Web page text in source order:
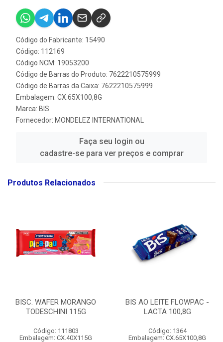
Código do Fabricante: 15490
Código: 112169
Código NCM: 19053200
Código de Barras do Produto: 7622210575999
Código de Barras da Caixa: 7622210575999
Embalagem: CX.65X100,8G
Marca: BIS
Fornecedor: MONDELEZ INTERNATIONAL
Faça seu login ou
cadastre-se para ver preços e comprar
Produtos Relacionados
BISC. WAFER MORANGO
TODESCHINI 115G
Código: 111803
Embalagem: CX.40X115G
BIS AO LEITE FLOWPAC -
LACTA 100,8G
Código: 1364
Embalagem: CX.65X100,8G